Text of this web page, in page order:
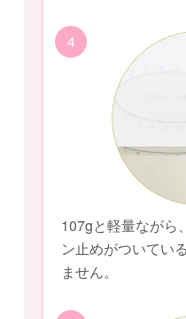
4
107gと軽量ながら
ン止めがついてい
ません。